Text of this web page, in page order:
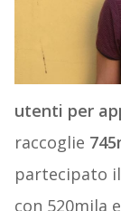
utenti per
raccoglie
partecipato il
con 520mila